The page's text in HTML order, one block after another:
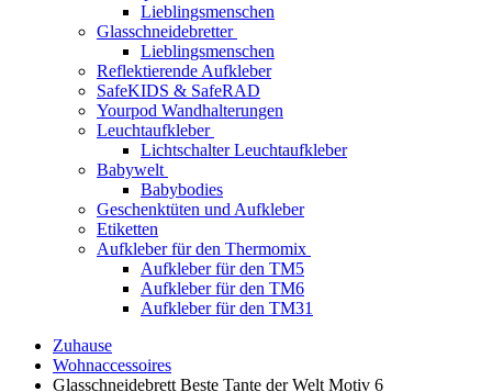
Lieblingsmenschen
Glasschneidebretter
Lieblingsmenschen
Reflektierende Aufkleber
SafeKIDS & SafeRAD
Yourpod Wandhalterungen
Leuchtaufkleber
Lichtschalter Leuchtaufkleber
Babywelt
Babybodies
Geschenktüten und Aufkleber
Etiketten
Aufkleber für den Thermomix
Aufkleber für den TM5
Aufkleber für den TM6
Aufkleber für den TM31
Zuhause
Wohnaccessoires
Glasschneidebrett Beste Tante der Welt Motiv 6